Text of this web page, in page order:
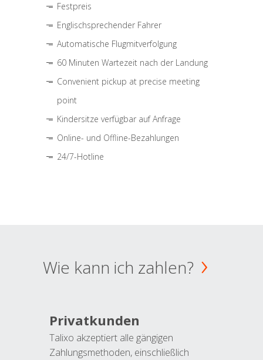
Festpreis
Englischsprechender Fahrer
Automatische Flugmitverfolgung
60 Minuten Wartezeit nach der Landung
Convenient pickup at precise meeting
point
Kindersitze verfügbar auf Anfrage
Online- und Offline-Bezahlungen
24/7-Hotline
Wie kann ich zahlen?
Privatkunden
Talixo akzeptiert alle gängigen
Zahlungsmethoden, einschließlich